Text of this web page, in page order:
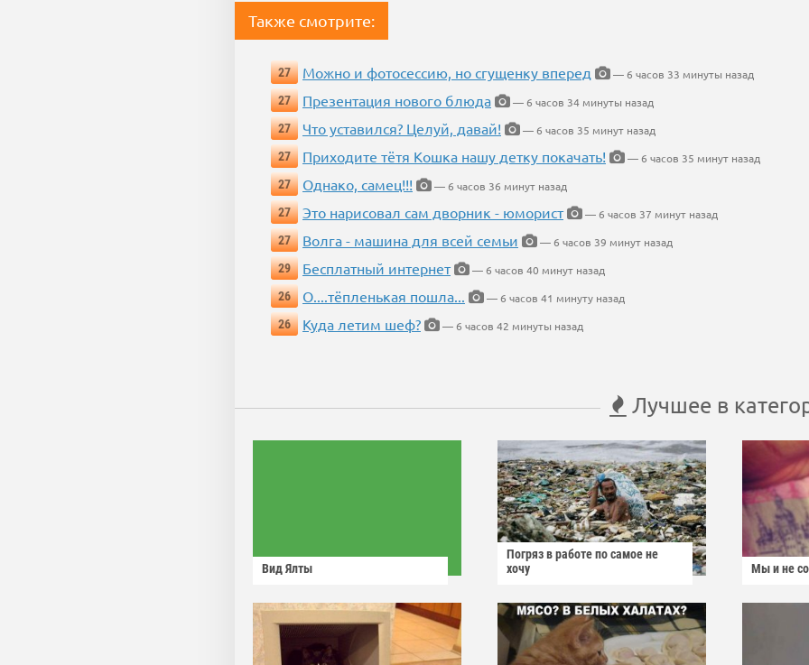
Также смотрите:
27 Можно и фотосессию, но сгущенку вперед
— 6 часов 33 минуты назад
27
Презентация нового блюда
— 6 часов 34 минуты назад
27
Что уставился? Целуй, давай!
— 6 часов 35 минут назад
27
Приходите тётя Кошка нашу детку покачать!
— 6 часов 35 минут назад
27
Однако, самец!!!
— 6 часов 36 минут назад
27
Это нарисовал сам дворник - юморист
— 6 часов 37 минут назад
27
Волга - машина для всей семьи
— 6 часов 39 минут назад
29
Бесплатный интернет
— 6 часов 40 минут назад
26
О....тёпленькая пошла...
— 6 часов 41 минуту назад
26
Куда летим шеф? — 6 часов 42 минуты назад
Лучшее в
Вид Ялты
Погряз в работе по самое не
хочу
Мы и не